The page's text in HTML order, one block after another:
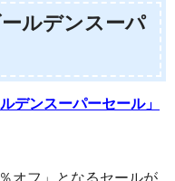
ルデンスーパ
ルデンスーパーセール」